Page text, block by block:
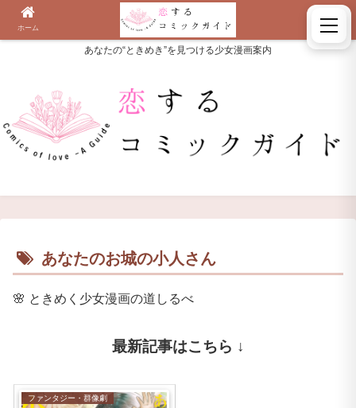
あなたの“ときめき”を見つける少女漫画案内
あなたのお城の小人さん
🌸 ときめく少女漫画の道しるべ
最新記事はこちら ↓
ファンタジー・群像劇
ホーム 検索